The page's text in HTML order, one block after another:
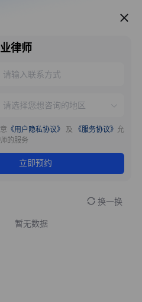
服务推荐
律师
《用户隐私协议》 及 《服务协议》 允
的服务
立即预约
换一换
暂无数据